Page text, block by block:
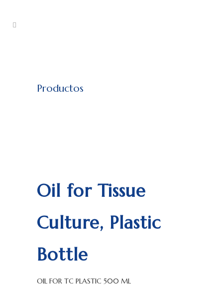
Productos
Oil for Tissue
Culture, Plastic
Bottle
OIL FOR TC PLASTIC 500 ML